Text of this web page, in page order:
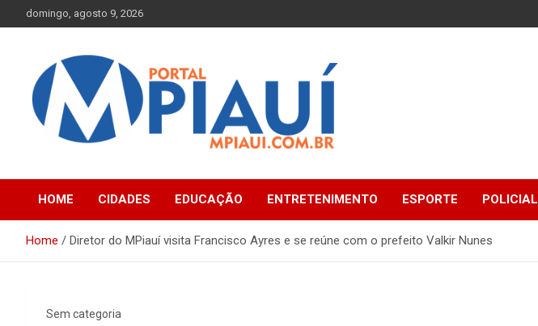
to
domingo, agosto 9, 2026
Portal MPiauí
Parnaíba
HOME
CIDADES EDUCAÇÃO ENTRETENIMENTO ESPORTE POLICIAL
Home Diretor do MPiauí visita Francisco Ayres e se reúne com o prefeito Valkir Nunes
Sem categoria